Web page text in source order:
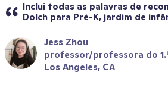
Inclui todas as palavras de
Dolch para Pré-K, jardim de
Jess Zhou
professor/professora do
Los Angeles, CA